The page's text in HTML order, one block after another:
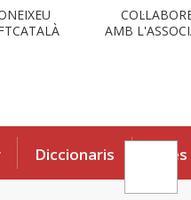
AMB
Diccionaris Eines